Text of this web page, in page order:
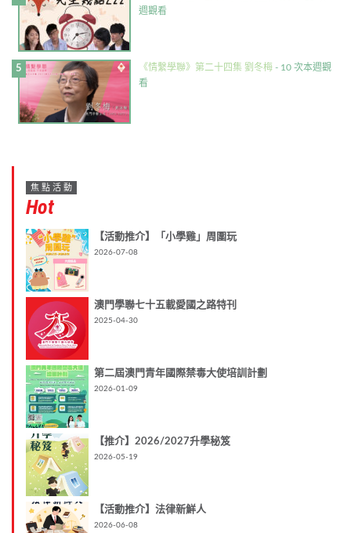
週觀看
《情繫學聯》第二十四集 劉冬梅 - 10 次本週觀
看
焦點活動
Hot
【活動推介】「小學雞」周圍玩
2026-07-08
澳門學聯七十五載愛國之路特刊
2025-04-30
第二屆澳門青年國際禁毒大使培訓計劃
2026-01-09
【推介】2026/2027升學秘笈
2026-05-19
【活動推介】法律新鮮人
2026-06-08